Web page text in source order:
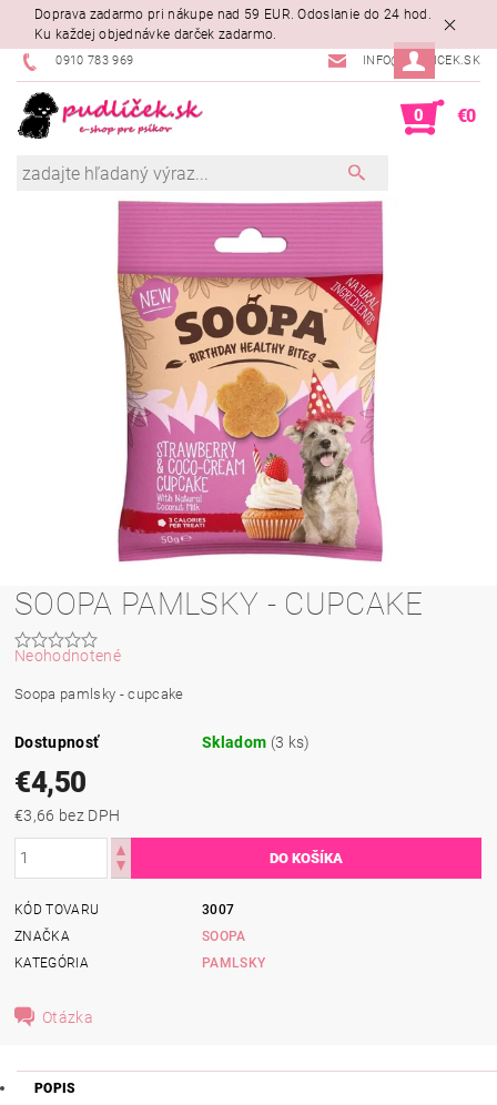
Doprava zadarmo pri nákupe nad 59 EUR. Odoslanie do 24 hod.
Ku každej objednávke darček zadarmo.
0910 783 969 INFO@PUDLICEK.SK
0 €0
SOOPA PAMLSKY - CUPCAKE
Neohodnotené
Soopa pamlsky - cupcake
Dostupnosť Skladom (3 ks)
€4,50
€3,66 bez DPH
KÓD TOVARU
3007
ZNAČKA
SOOPA
KATEGÓRIA
PAMLSKY
Otázka
POPIS